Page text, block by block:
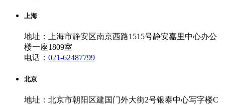
上海
地址：上海市静安区南京西路1515号静安嘉里中心办公
楼一座1809室
电话： 021-62487799
北京
地址：北京市朝阳区建国门外大街2号银泰中心写字楼C